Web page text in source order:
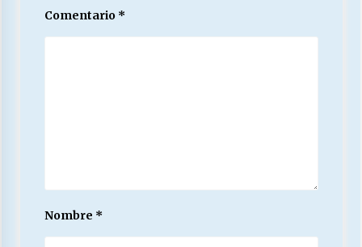
Comentario *
Nombre *